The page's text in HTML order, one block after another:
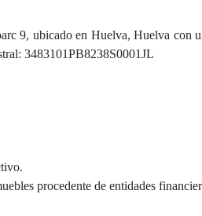
9, ubicado en Huelva, Huelva con
3483101PB8238S0001JL
procedente de entidades